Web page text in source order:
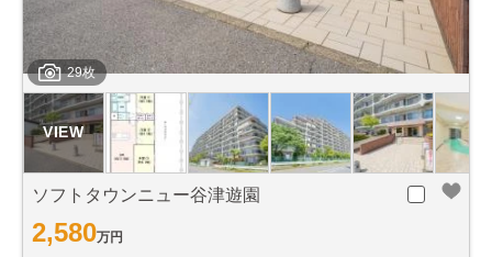
29枚
ソフトタウンニュー谷津遊園
2,580万円